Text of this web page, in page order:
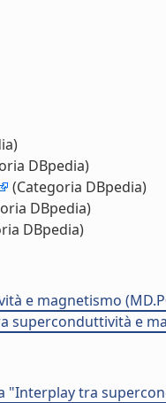
DBpedia)
(Categoria DBpedia)
DBpedia)
DBpedia)
e magnetismo
superconduttività e
"Interplay tra